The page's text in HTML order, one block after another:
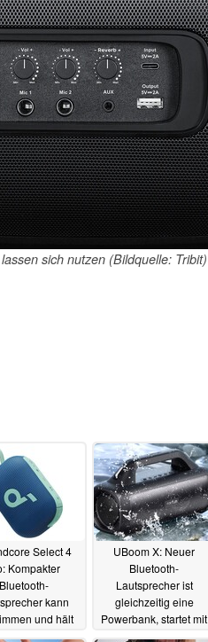
sich nutzen (Bildquelle: Tribit)
Select 4
Kompakter
Bluetooth-
kann
und hält
UBoom X: Neuer
Bluetooth-
Lautsprecher ist
gleichzeitig eine
Powerbank, startet mit